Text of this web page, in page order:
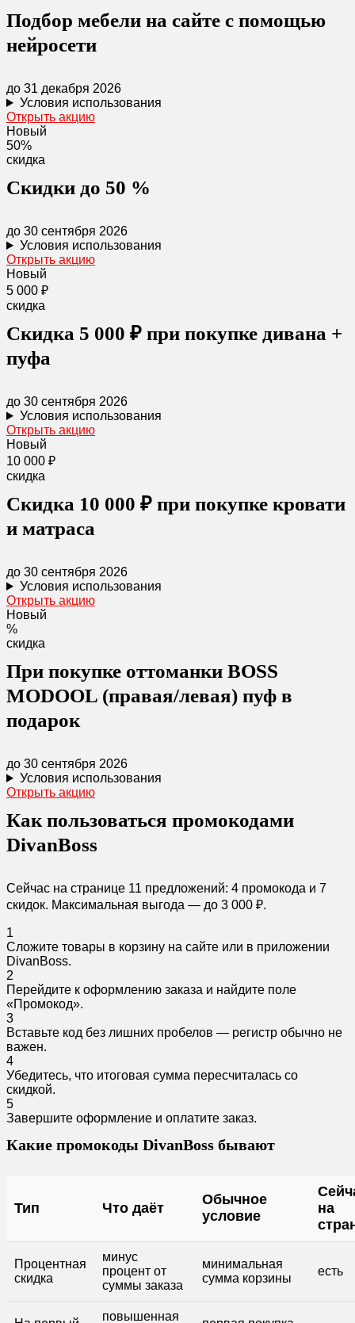
Подбор мебели на сайте с помощью
нейросети
до 31 декабря 2026
Условия использования
Открыть акцию
Новый
50%
скидка
Скидки до 50 %
до 30 сентября 2026
Условия использования
Открыть акцию
Новый
5 000 ₽
скидка
Скидка 5 000 ₽ при покупке дивана +
пуфа
до 30 сентября 2026
Условия использования
Открыть акцию
Новый
10 000 ₽
скидка
Скидка 10 000 ₽ при покупке кровати
и матраса
до 30 сентября 2026
Условия использования
Открыть акцию
Новый
%
скидка
При покупке оттоманки BOSS
MODOOL (правая/левая) пуф в
подарок
до 30 сентября 2026
Условия использования
Открыть акцию
Как пользоваться промокодами
DivanBoss
Сейчас на странице 11 предложений: 4 промокода и 7
скидок. Максимальная выгода — до 3 000 ₽.
1
Сложите товары в корзину на сайте или в приложении
DivanBoss.
2
Перейдите к оформлению заказа и найдите поле
«Промокод».
3
Вставьте код без лишних пробелов — регистр обычно не
важен.
4
Убедитесь, что итоговая сумма пересчиталась со
скидкой.
5
Завершите оформление и оплатите заказ.
Какие промокоды DivanBoss бывают
Тип Что даёт
Обычное
условие
на
Процентная
скидка
минус
процент от
суммы заказа
минимальная
сумма корзины
есть
повышенная